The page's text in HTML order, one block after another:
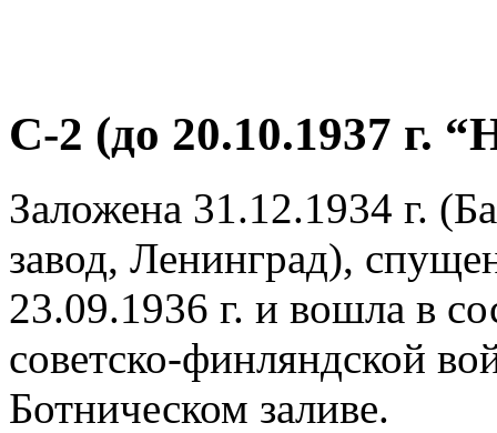
С-2 (до 20.10.1937 г.
Заложена 31.12.1934 г.
завод, Ленинград),
23.09.1936 г. и вошла в
советско-финляндской
Ботническом заливе.